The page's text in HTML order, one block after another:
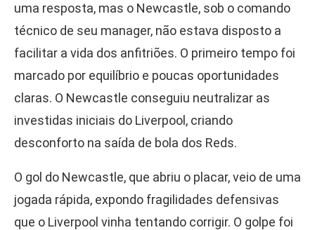
uma resposta, mas o Newcastle, sob o comando
técnico de seu manager, não estava disposto a
facilitar a vida dos anfitriões. O primeiro tempo foi
marcado por equilíbrio e poucas oportunidades
claras. O Newcastle conseguiu neutralizar as
investidas iniciais do Liverpool, criando
desconforto na saída de bola dos Reds.
O gol do Newcastle, que abriu o placar, veio de uma
jogada rápida, expondo fragilidades defensivas
que o Liverpool vinha tentando corrigir. O golpe foi